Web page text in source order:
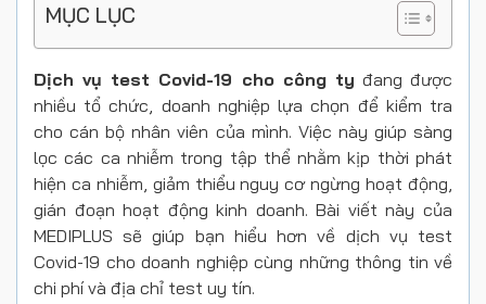
MỤC LỤC
Dịch vụ test Covid-19 cho công ty đang được
nhiều tổ chức, doanh nghiệp lựa chọn để kiểm tra
cho cán bộ nhân viên của mình. Việc này giúp sàng
lọc các ca nhiễm trong tập thể nhằm kịp thời phát
hiện ca nhiễm, giảm thiểu nguy cơ ngừng hoạt động,
gián đoạn hoạt động kinh doanh. Bài viết này của
MEDIPLUS sẽ giúp bạn hiểu hơn về dịch vụ test
Covid-19 cho doanh nghiệp cùng những thông tin về
chi phí và địa chỉ test uy tín.